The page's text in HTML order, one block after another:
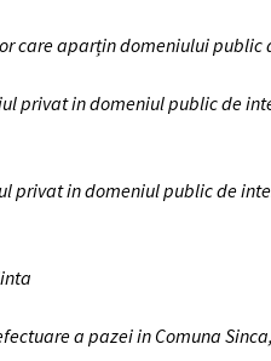
care aparțin domeniului public
privat in domeniul public de
in domeniul public de
a pazei in Comuna